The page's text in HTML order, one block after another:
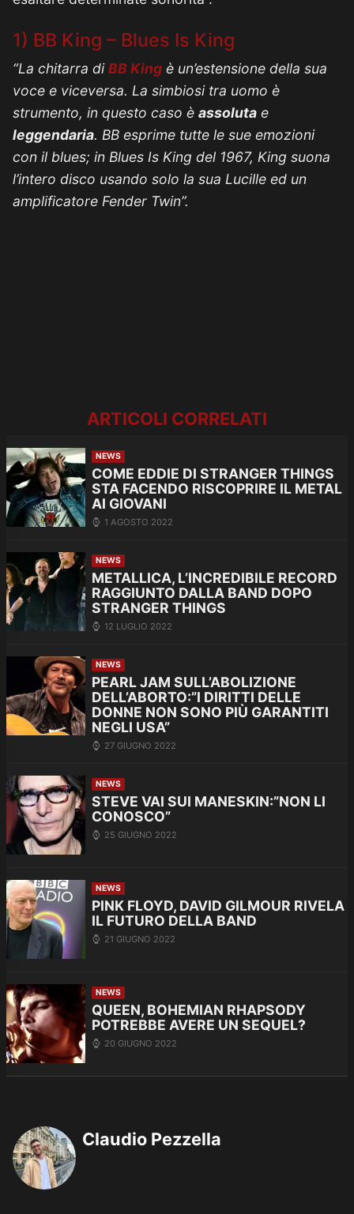
1) BB King – Blues Is King
“La chitarra diBB King è un’estensione della sua
voce e viceversa. La simbiosi tra uomo è
strumento, in questo caso è assoluta e
leggendaria. BB esprime tutte le sue emozioni
con il blues; in Blues Is King del 1967, King suona
l’intero disco usando solo la sua Lucille ed un
amplificatore Fender Twin”.
ARTICOLI CORRELATI
NEWS
COME EDDIE DI STRANGER THINGS
STA FACENDO RISCOPRIRE IL METAL
AI GIOVANI
1 AGOSTO 2022
NEWS
METALLICA, L’INCREDIBILE RECORD
RAGGIUNTO DALLA BAND DOPO
STRANGER THINGS
12 LUGLIO 2022
NEWS
PEARL JAM SULL’ABOLIZIONE
DELL’ABORTO:”I DIRITTI DELLE
DONNE NON SONO PIÙ GARANTITI
NEGLI USA”
27 GIUGNO 2022
NEWS
STEVE VAI SUI MANESKIN:”NON LI
CONOSCO”
25 GIUGNO 2022
NEWS
PINK FLOYD, DAVID GILMOUR RIVELA
IL FUTURO DELLA BAND
21 GIUGNO 2022
NEWS
QUEEN, BOHEMIAN RHAPSODY
POTREBBE AVERE UN SEQUEL?
20 GIUGNO 2022
Claudio Pezzella